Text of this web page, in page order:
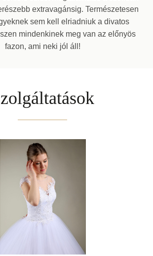
extravagánsig. Természetesen
sem kell elriadniuk a divatos
mindenkinek meg van az előnyös
fazon, ami neki jól áll!